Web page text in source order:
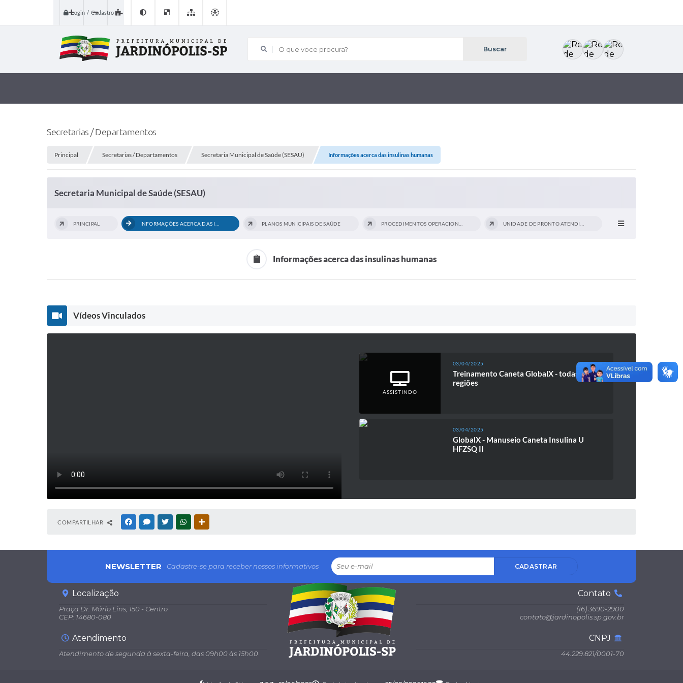
Login / Cadastro
O que voce procura?
Secretarias / Departamentos
Principal Secretarias / Departamentos Secretaria Municipal de Saúde (SESAU) Informações acerca das insulinas humanas
Secretaria Municipal de Saúde (SESAU)
PRINCIPAL PLANOS MUNICIPAIS DE SAÚDE
Informações acerca das insulinas humanas
Vídeos Vinculados
ASSISTINDO
03/04/2025
Treinamento Caneta GlobalX - todas
regiões
03/04/2025
GlobalX - Manuseio Caneta Insulina U
HFZSQ II
COMPARTILHAR FACEBOOKMESSENGER
TWITTERWHATSAPP
NEWSLETTER Cadastre-se para receber nossos informativos CADASTRAR
Localização
Praça Dr. Mário Lins, 150 - Centro
CEP: 14680-080
Contato
(16) 3690-2900
contato@jardinopolis.sp.gov.br
Atendimento
Atendimento de segunda à sexta-feira, das 09h00 às 15h00
CNPJ
44.229.821/0001-70